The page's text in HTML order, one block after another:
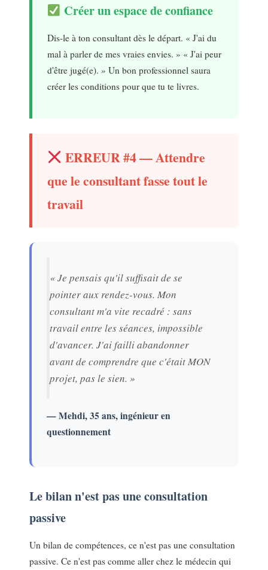
Créer un espace de confiance
Dis-le à ton consultant dès le départ. « J'ai du
mal à parler de mes vraies envies. » « J'ai peur
d'être jugé(e). » Un bon professionnel saura
créer les conditions pour que tu te livres.
ERREUR #4 — Attendre
que le consultant fasse tout le
travail
« Je pensais qu'il suffisait de se
pointer aux rendez-vous. Mon
consultant m'a vite recadré : sans
travail entre les séances, impossible
d'avancer. J'ai failli abandonner
avant de comprendre que c'était MON
projet, pas le sien. »
— Mehdi, 35 ans, ingénieur en
questionnement
Le bilan n'est pas une consultation
passive
Un bilan de compétences, ce n'est pas une consultation
passive. Ce n'est pas comme aller chez le médecin qui